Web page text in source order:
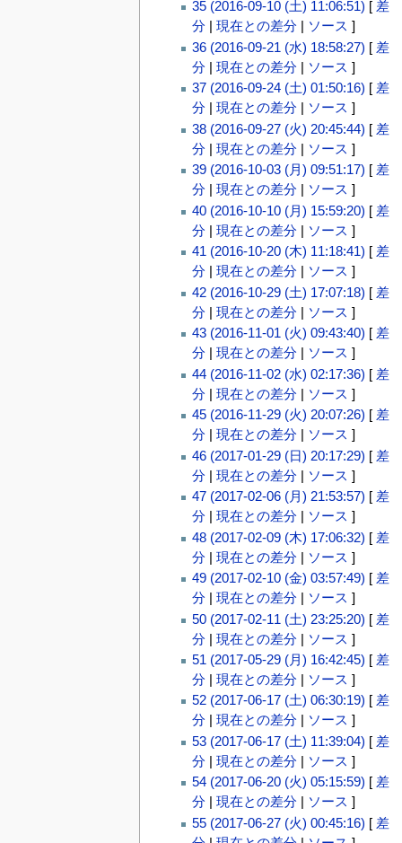
35 (2016-09-10 (土) 11:06:51) [ 差
分| 現在との差分| ソース ]
36 (2016-09-21 (水) 18:58:27) [ 差
分| 現在との差分| ソース ]
37 (2016-09-24 (土) 01:50:16) [ 差
分| 現在との差分| ソース ]
38 (2016-09-27 (火) 20:45:44) [ 差
分| 現在との差分| ソース ]
39 (2016-10-03 (月) 09:51:17) [ 差
分| 現在との差分| ソース ]
40 (2016-10-10 (月) 15:59:20) [ 差
分| 現在との差分| ソース ]
41 (2016-10-20 (木) 11:18:41) [ 差
分| 現在との差分| ソース ]
42 (2016-10-29 (土) 17:07:18) [ 差
分| 現在との差分| ソース ]
43 (2016-11-01 (火) 09:43:40) [ 差
分| 現在との差分| ソース ]
44 (2016-11-02 (水) 02:17:36) [ 差
分| 現在との差分| ソース ]
45 (2016-11-29 (火) 20:07:26) [ 差
分| 現在との差分| ソース ]
46 (2017-01-29 (日) 20:17:29) [ 差
分| 現在との差分| ソース ]
47 (2017-02-06 (月) 21:53:57) [ 差
分| 現在との差分| ソース ]
48 (2017-02-09 (木) 17:06:32) [ 差
分| 現在との差分| ソース ]
49 (2017-02-10 (金) 03:57:49) [ 差
分| 現在との差分| ソース ]
50 (2017-02-11 (土) 23:25:20) [ 差
分| 現在との差分| ソース ]
51 (2017-05-29 (月) 16:42:45) [ 差
分| 現在との差分| ソース ]
52 (2017-06-17 (土) 06:30:19) [ 差
分| 現在との差分| ソース ]
53 (2017-06-17 (土) 11:39:04) [ 差
分| 現在との差分| ソース ]
54 (2017-06-20 (火) 05:15:59) [ 差
分| 現在との差分| ソース ]
55 (2017-06-27 (火) 00:45:16) [ 差